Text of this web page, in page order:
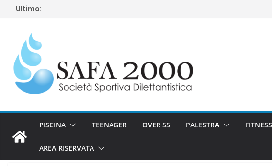
SaltaUltimo:
PISCINA TEENAGER OVER 55 PALESTRA FITNESS
AREA RISERVATA